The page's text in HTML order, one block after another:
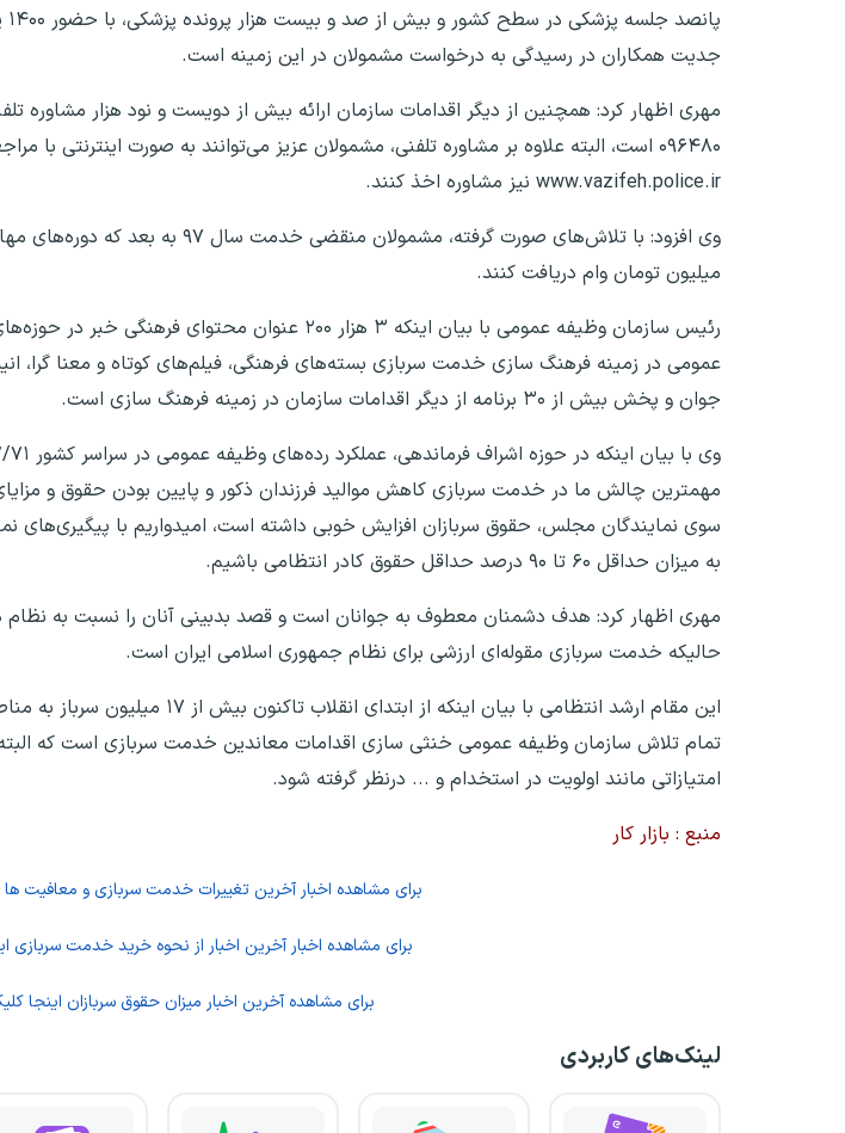
جدیت همکاران در رسیدگی به درخواست مشمولان در این زمینه است.
مهری اظهار کرد: همچنین از دیگر اقدامات سازمان ارائه بیش از دویست و نود هزار مشاوره
۰۹۶۴۸۰ است، البته علاوه بر مشاوره تلفنی، مشمولان عزیز می‌توانند به صورت اینترنتی با
www.vazifeh.police.ir نیز مشاوره اخذ کنند.
وی افزود: با تلاش‌های صورت گرفته،
میلیون تومان وام دریافت کنند.
رئیس سازمان وظیفه عمومی با بیان اینکه ۳ هزار ۲۰۰
عمومی در زمینه فرهنگ سازی خدمت سربازی بسته‌های فرهنگی، فیلم‌های کوتاه و معنا گرا،
جوان و پخش بیش از ۳۰ برنامه از دیگر اقدامات سازمان در زمینه فرهنگ سازی است.
مهمترین چالش ما در خدمت سربازی کاهش موالید فرزندان ذکور و پایین بودن حقوق و
سوی نمایندگان مجلس، حقوق سربازان افزایش خوبی داشته است، امیدواریم با
به میزان حداقل ۶۰ تا ۹۰ درصد حداقل حقوق کادر انتظامی باشیم.
مهری اظهار کرد: هدف دشمنان معطوف به جوانان است و قصد بدبینی آنان را نسبت به نظام
حالیکه خدمت سربازی مقوله‌ای ارزشی برای نظام جمهوری اسلامی ایران است.
این مقام ارشد انتظامی با بیان اینکه
تمام تلاش سازمان وظیفه عمومی خنثی سازی اقدامات معاندین خدمت سربازی است که
امتیازاتی مانند اولویت در استخدام و ... درنظر گرفته شود.
منبع : بازار کار
برای مشاهده اخبار آخرین تغییرات خدمت سربازی و معافیت ها
برای مشاهده اخبار آخرین اخبار از نحوه خرید خدمت سربازی
برای مشاهده آخرین اخبار میزان حقوق سربازان اینجا
لینک‌های کاربردی